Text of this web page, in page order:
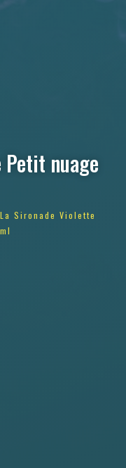
nuage
Sironade Violette